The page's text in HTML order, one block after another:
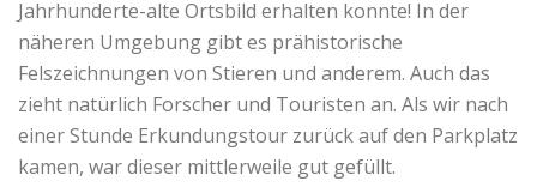
Jahrhunderte-alte Ortsbild erhalten konnte! In der
näheren Umgebung gibt es prähistorische
Felszeichnungen von Stieren und anderem. Auch das
zieht natürlich Forscher und Touristen an. Als wir nach
einer Stunde Erkundungstour zurück auf den Parkplatz
kamen, war dieser mittlerweile gut gefüllt.